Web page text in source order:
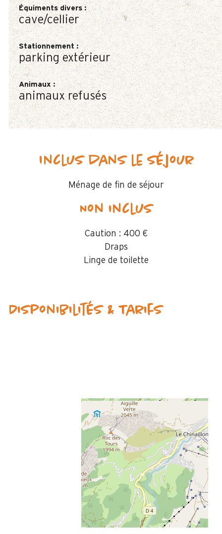
Équiments divers:
cave/cellier
Stationnement:
parking extérieur
Animaux:
animaux refusés
Inclus dans le séjour
Ménage de fin de séjour
Non inclus
Caution : 400 €
Draps
Linge de toilette
Disponibilités & Tarifs